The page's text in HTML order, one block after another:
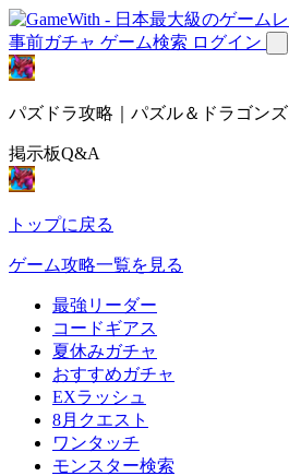
事前ガチャ ゲーム検索 ログイン
パズドラ攻略｜パズル＆ドラゴンズ
掲示板Q&A
トップに戻る
ゲーム攻略一覧を見る
最強リーダー
コードギアス
夏休みガチャ
おすすめガチャ
EXラッシュ
8月クエスト
ワンタッチ
モンスター検索